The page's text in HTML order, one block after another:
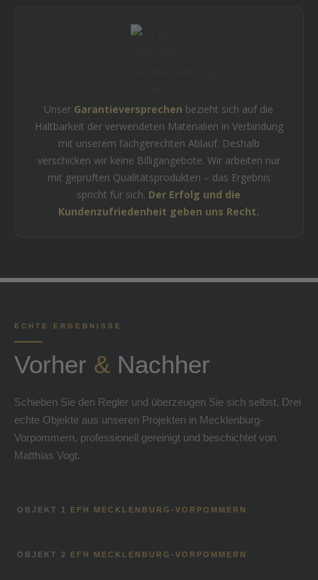
Unser Garantieversprechen bezieht sich auf die
Haltbarkeit der verwendeten Materialien in Verbindung
mit unserem fachgerechten Ablauf. Deshalb
verschicken wir keine Billigangebote. Wir arbeiten nur
mit geprüften Qualitätsprodukten – das Ergebnis
spricht für sich. Der Erfolg und die
Kundenzufriedenheit geben uns Recht.
ECHTE ERGEBNISSE
Vorher &Nachher
Schieben Sie den Regler und überzeugen Sie sich selbst. Drei
echte Objekte aus unseren Projekten in Mecklenburg-
Vorpommern, professionell gereinigt und beschichtet von
Matthias Vogt.
OBJEKT 1 EFH MECKLENBURG-VORPOMMERN
VORHER NACHHER
OBJEKT 2 EFH MECKLENBURG-VORPOMMERN